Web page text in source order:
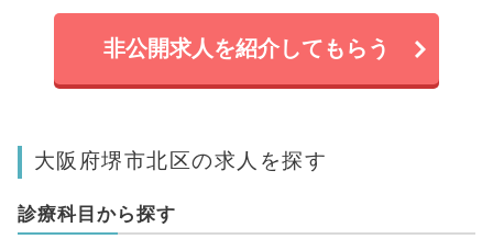
非公開求人を紹介してもらう
大阪府堺市北区の求人を探す
診療科目から探す